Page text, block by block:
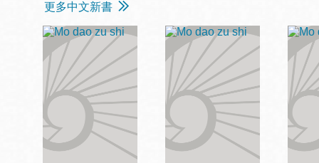
更多中文新書